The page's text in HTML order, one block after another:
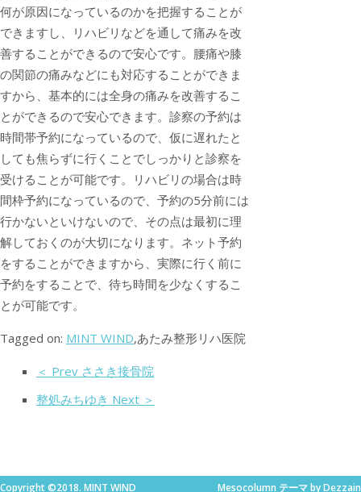
何が原因になっているのかを把握することが
できますし、リハビリなどを通して痛みを改
善することができるので安心です。腰痛や膝
の関節の痛みなどにも対応することができま
すから、基本的には全身の痛みを改善するこ
とができるので安心できます。診察の予約は
時間帯予約になっているので、仮に遅れたと
しても焦らずに行くことでしっかりと診察を
受けることが可能です。リハビリの場合は時
間枠予約になっているので、予約の5分前には
行かないといけないので、その点は最初に理
解しておくのが大切になります。ネット予約
をすることができますから、実際に行く前に
予約をすることで、待ち時間を少なくするこ
とが可能です。
Tagged on: MINT WIND,あたみ整形リハ医院
＜ Prev ささき接骨院
整処みちゆき Next ＞
Copyright ©2018. MINT WIND Mesocolumn テーマ by Dezzain